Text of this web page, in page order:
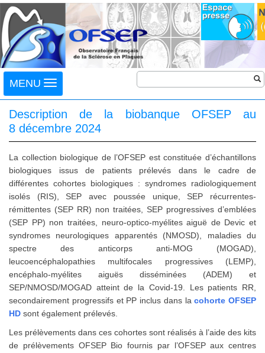
Toggle
navigation
MENU
Description de la biobanque OFSEP au
8 décembre 2024
La collection biologique de l’OFSEP est constituée d’échantillons
biologiques issus de patients prélevés dans le cadre de
différentes cohortes biologiques : syndromes radiologiquement
isolés (RIS), SEP avec poussée unique, SEP récurrentes-
rémittentes (SEP RR) non traitées, SEP progressives d’emblées
(SEP PP) non traitées, neuro-optico-myélites aiguë de Devic et
syndromes neurologiques apparentés (NMOSD), maladies du
spectre des anticorps anti-MOG (MOGAD),
leucoencéphalopathies multifocales progressives (LEMP),
encéphalo-myélites aiguës disséminées (ADEM) et
SEP/NMOSD/MOGAD atteint de la Covid-19. Les patients RR,
secondairement progressifs et PP inclus dans lacohorte OFSEP
HD sont également prélevés.
Les prélèvements dans ces cohortes sont réalisés à l’aide des kits
de prélèvements OFSEP Bio fournis par l’OFSEP aux centres